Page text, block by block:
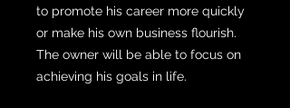
to promote his career more quickly
or make his own business flourish.
The owner will be able to focus on
achieving his goals in life.